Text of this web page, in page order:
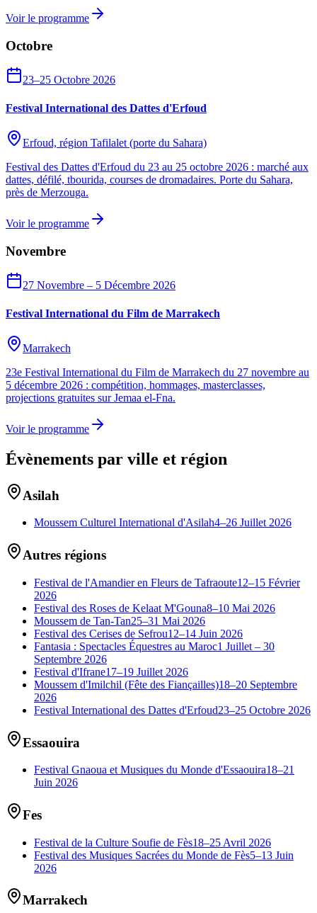
Voir le programme
Octobre
23–25 Octobre 2026
Festival International des Dattes d'Erfoud
Erfoud, région Tafilalet (porte du Sahara)
Festival des Dattes d'Erfoud du 23 au 25 octobre 2026 : marché aux
dattes, défilé, tbourida, courses de dromadaires. Porte du Sahara,
près de Merzouga.
Voir le programme
Novembre
27 Novembre – 5 Décembre 2026
Festival International du Film de Marrakech
Marrakech
23e Festival International du Film de Marrakech du 27 novembre au
5 décembre 2026 : compétition, hommages, masterclasses,
projections gratuites sur Jemaa el-Fna.
Voir le programme
Évènements par ville et région
Asilah
Moussem Culturel International d'Asilah4–26 Juillet 2026
Autres régions
Festival de l'Amandier en Fleurs de Tafraoute12–15 Février
2026
Festival des Roses de Kelaat M'Gouna8–10 Mai 2026
Moussem de Tan-Tan25–31 Mai 2026
Festival des Cerises de Sefrou12–14 Juin 2026
Fantasia : Spectacles Équestres au Maroc1 Juillet – 30
Septembre 2026
Festival d'Ifrane17–19 Juillet 2026
Moussem d'Imilchil (Fête des Fiançailles)18–20 Septembre
2026
Festival International des Dattes d'Erfoud23–25 Octobre 2026
Essaouira
Festival Gnaoua et Musiques du Monde d'Essaouira18–21
Juin 2026
Fes
Festival de la Culture Soufie de Fès18–25 Avril 2026
Festival des Musiques Sacrées du Monde de Fès5–13 Juin
2026
Marrakech